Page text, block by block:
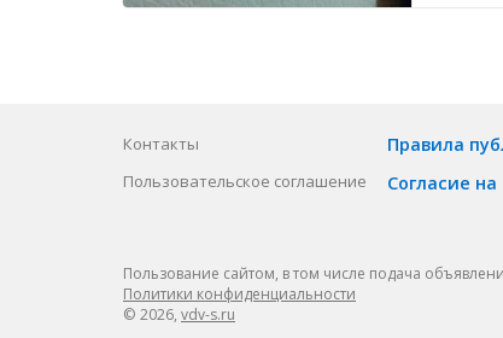
Контакты
Пользовательское соглашение
Правила
Согласие
Пользование сайтом, в том числе подача
Политики конфиденциальности
© 2026, vdv-s.ru